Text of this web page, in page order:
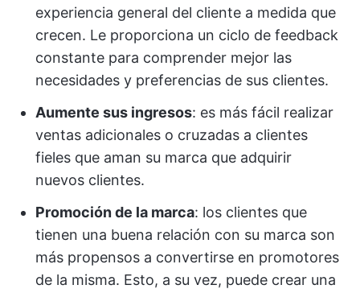
experiencia general del cliente a medida que
crecen. Le proporciona un ciclo de feedback
constante para comprender mejor las
necesidades y preferencias de sus clientes.
Aumente sus ingresos: es más fácil realizar
ventas adicionales o cruzadas a clientes
fieles que aman su marca que adquirir
nuevos clientes.
Promoción de la marca: los clientes que
tienen una buena relación con su marca son
más propensos a convertirse en promotores
de la misma. Esto, a su vez, puede crear una